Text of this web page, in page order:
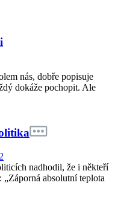
nás, dobře popisuje
dokáže pochopit. Ale
nadhodil, že i někteří
absolutní teplota